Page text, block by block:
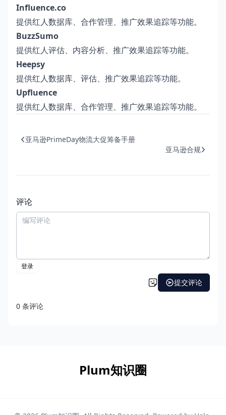
Influence.co
提供红人数据库、合作管理、推广效果追踪等功能。
BuzzSumo
提供红人评估、内容分析、推广效果追踪等功能。
Heepsy
提供红人数据库、评估、推广效果追踪等功能。
Upfluence
提供红人数据库、合作管理、推广效果追踪等功能。
亚马逊PrimeDay物流大促筹备手册
亚马逊合规
评论
Plum知识圈